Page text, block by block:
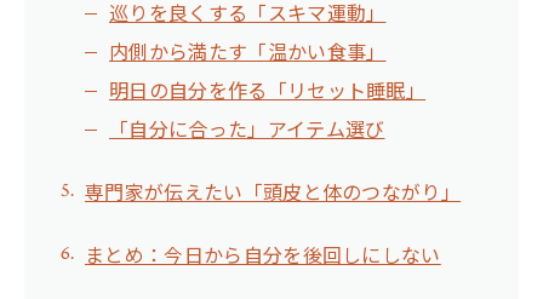
巡りを良くする「スキマ運動」
内側から満たす「温かい食事」
明日の自分を作る「リセット睡眠」
「自分に合った」アイテム選び
専門家が伝えたい「頭皮と体のつながり」
まとめ：今日から自分を後回しにしない